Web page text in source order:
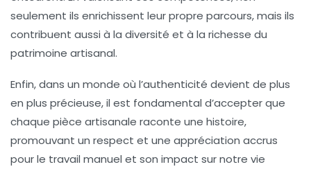
seulement ils enrichissent leur propre parcours, mais ils
contribuent aussi à la diversité et à la richesse du
patrimoine artisanal.
Enfin, dans un monde où l’authenticité devient de plus
en plus précieuse, il est fondamental d’accepter que
chaque pièce artisanale raconte une histoire,
promouvant un respect et une appréciation accrus
pour le travail manuel et son impact sur notre vie